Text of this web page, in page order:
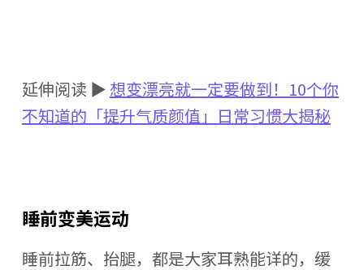
延伸阅读 ▶ 想变漂亮就一定要做到！10个你
不知道的「提升气质颜值」日常习惯大揭秘
睡前变美运动
睡前拉筋、抬腿，都是大家耳熟能详的，缓